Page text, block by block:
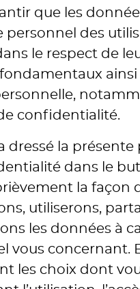
que les
personnel des
le respect de
ainsi
confidentialité.
dressé la
dans le
la façon
utiliserons,
les données à
vous concernant.
les choix dont